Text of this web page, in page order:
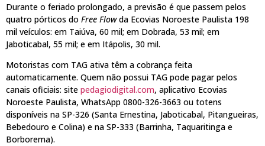
Durante o feriado prolongado, a previsão é que passem pelos
quatro pórticos do Free Flowda Ecovias Noroeste Paulista 198
mil veículos: em Taiúva, 60 mil; em Dobrada, 53 mil; em
Jaboticabal, 55 mil; e em Itápolis, 30 mil.
Motoristas com TAG ativa têm a cobrança feita
automaticamente. Quem não possui TAG pode pagar pelos
canais oficiais: site pedagiodigital.com, aplicativo Ecovias
Noroeste Paulista, WhatsApp 0800-326-3663 ou totens
disponíveis na SP-326 (Santa Ernestina, Jaboticabal, Pitangueiras,
Bebedouro e Colina) e na SP-333 (Barrinha, Taquaritinga e
Borborema).